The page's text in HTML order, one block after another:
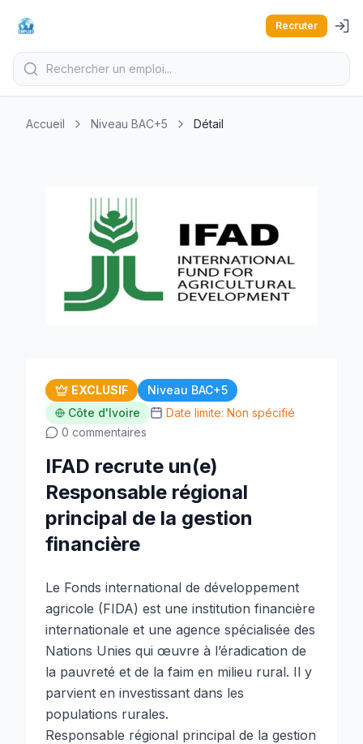
Recruter
Accueil Niveau BAC+5 Détail
EXCLUSIF
Niveau BAC+5
Côte d'Ivoire
Date limite: Non spécifié
0 commentaires
IFAD recrute un(e)
Responsable régional
principal de la gestion
financière
Le Fonds international de développement
agricole (FIDA) est une institution financière
internationale et une agence spécialisée des
Nations Unies qui œuvre à l’éradication de
la pauvreté et de la faim en milieu rural. Il y
parvient en investissant dans les
populations rurales.
Responsable régional principal de la gestion